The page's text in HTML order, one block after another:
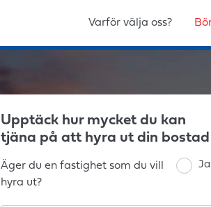
Varför välja oss?
Upptäck hur mycket du kan
tjäna på att hyra ut din bostad
Äger du en fastighet som du vill
hyra ut?
Ja